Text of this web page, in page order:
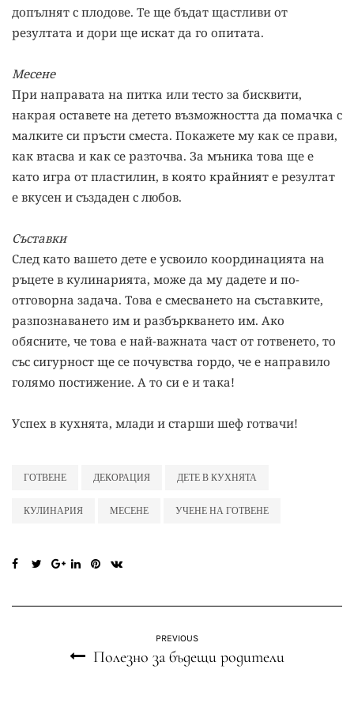
допълнят с плодове. Те ще бъдат щастливи от
резултата и дори ще искат да го опитата.
Месене
При направата на питка или тесто за бисквити,
накрая оставете на детето възможността да помачка с
малките си пръсти сместа. Покажете му как се прави,
как втасва и как се разточва. За мъника това ще е
като игра от пластилин, в която крайният е резултат
е вкусен и създаден с любов.
Съставки
След като вашето дете е усвоило координацията на
ръцете в кулинарията, може да му дадете и по-
отговорна задача. Това е смесването на съставките,
разпознаването им и разбъркването им. Ако
обясните, че това е най-важната част от готвенето, то
със сигурност ще се почувства гордо, че е направило
голямо постижение. А то си е и така!
Успех в кухнята, млади и старши шеф готвачи!
ГОТВЕНЕ ДЕКОРАЦИЯ ДЕТЕ В КУХНЯТА
КУЛИНАРИЯ МЕСЕНЕ УЧЕНЕ НА ГОТВЕНЕ
PREVIOUS
Полезно за бъдещи родители